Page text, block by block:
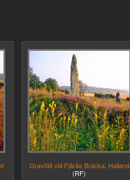
Gravfält vid Fjärås Bräcka, Halland
(RF)